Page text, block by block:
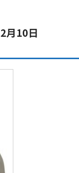
月10日